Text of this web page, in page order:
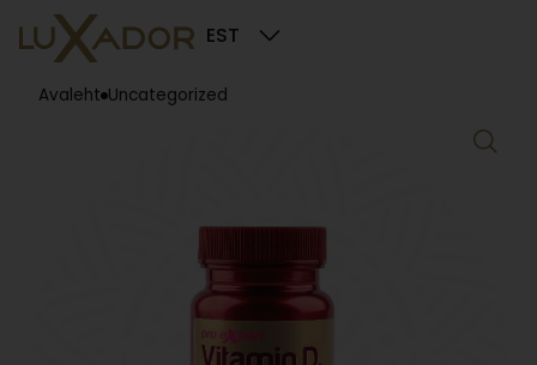
EST
Avaleht Uncategorized